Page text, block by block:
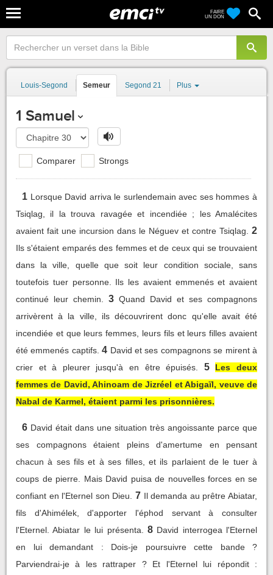
FAIRE
UN DON
Louis-Segond Semeur Segond 21 Plus
1 Samuel
Comparer Strongs
1 Lorsque David arriva le surlendemain avec ses hommes à
Tsiqlag, il la trouva ravagée et incendiée ; les Amalécites
avaient fait une incursion dans le Néguev et contre Tsiqlag.
2
Ils s'étaient emparés des femmes et de ceux qui se trouvaient
dans la ville, quelle que soit leur condition sociale, sans
toutefois tuer personne. Ils les avaient emmenés et avaient
continué leur chemin.
3 Quand David et ses compagnons
arrivèrent à la ville, ils découvrirent donc qu'elle avait été
incendiée et que leurs femmes, leurs fils et leurs filles avaient
été emmenés captifs. 4 David et ses compagnons se mirent à
crier et à pleurer jusqu'à en être épuisés.
5
Les deux
femmes de David, Ahinoam de Jizréel et Abigaïl, veuve de
Nabal de Karmel, étaient parmi les prisonnières.
6 David était dans une situation très angoissante parce que
ses compagnons étaient pleins d'amertume en pensant
chacun à ses fils et à ses filles, et ils parlaient de le tuer à
coups de pierre. Mais David puisa de nouvelles forces en se
confiant en l'Eternel son Dieu.
7 Il demanda au prêtre Abiatar,
fils d'Ahimélek, d'apporter l'éphod servant à consulter
l'Eternel. Abiatar le lui présenta.
8 David interrogea l'Eternel
en lui demandant : Dois-je poursuivre cette bande ?
Parviendrai-je à les rattraper ? Et l'Eternel lui répondit :